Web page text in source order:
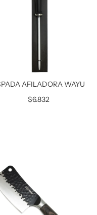
l
AFILADORA WAYU
$6.832